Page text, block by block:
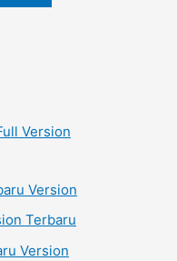
Version
Version
Terbaru
Version